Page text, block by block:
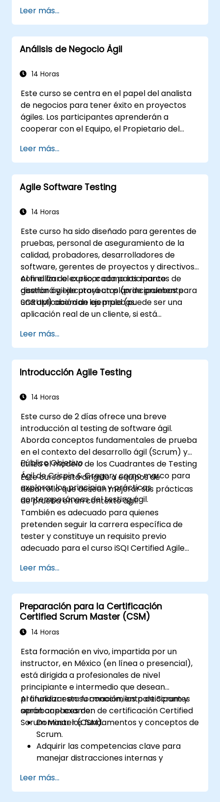
de Scrum y consolidarse como verdaderos
líderes en metodologías ágiles. El curso
incluye la interpretación del Scrum Guide
conforme a la visión de Scrum.org, elemento
adquieren conocimiento práctico sobre la
empírica, los valores de Scrum y el rol del
Scrum Master como líder. Además, el curso
prepara específicamente para el examen
PSM II, basado en la versión más reciente del
Scrum Guide.
Leer más...
Análisis de Negocio Àgil
14 Horas
Este curso se centra en el papel del analista
de negocios para tener éxito en proyectos
ágiles. Los participantes aprenderán a
cooperar con el Equipo, el Propietario del
facilitar el proceso de desarrollo. A través de
un proyecto simulado, los participantes
practicarán escenarios comunes.
Leer más...
Agile Software Testing
14 Horas
Este curso ha sido diseñado para gerentes de
pruebas, personal de aseguramiento de la
calidad, probadores, desarrolladores de
software, gerentes de proyectos y directivos,
con el fin de explicar cómo los marcos de
gestión ágil de proyectos (principalmente
SCRUM) abordan las pruebas.
Al finalizar el curso, cada participante
diseñará y ejecutará un plan de pruebas para
una aplicación de ejemplo (puede ser una
aplicación real de un cliente, si está
Leer más...
Introducción Agile Testing
14 Horas
Este curso de 2 días ofrece una breve
introducción al testing de software ágil.
Aborda conceptos fundamentales de prueba
en el contexto del desarrollo ágil (Scrum) y
utiliza el modelo de los Cuadrantes de Testing
Ágil de Crispin & Gregory como marco para
explorar los principios y prácticas
contemporáneas del testing ágil.
Público Objetivo
Este curso está dirigido a equipos de
desarrollo que desean mejorar sus prácticas
de prueba en un contexto ágil.
También es adecuado para quienes
pretenden seguir la carrera específica de
tester y constituye un requisito previo
adecuado para el curso iSQI Certified Agile
Leer más...
Preparación para la Certificación
Certified Scrum Master (CSM)
14 Horas
Esta formación en vivo, impartida por un
instructor, en México (en línea o presencial),
está dirigida a profesionales de nivel
principiante e intermedio que desean
profundizar en su conocimiento de Scrum y
aprobar el examen de certificación Certified
Scrum Master (CSM).
Al finalizar esta formación, los participantes
serán capaces de:
Dominar los fundamentos y conceptos de
Scrum.
Adquirir las competencias clave para
manejar distracciones internas y
Dominar todos los aspectos de las
ceremonias de Scrum.
Leer más...